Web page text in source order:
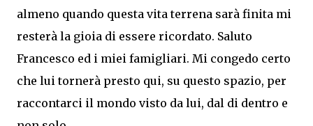
almeno quando questa vita terrena sarà finita mi
resterà la gioia di essere ricordato. Saluto
Francesco ed i miei famigliari. Mi congedo certo
che lui tornerà presto qui, su questo spazio, per
raccontarci il mondo visto da lui, dal di dentro e